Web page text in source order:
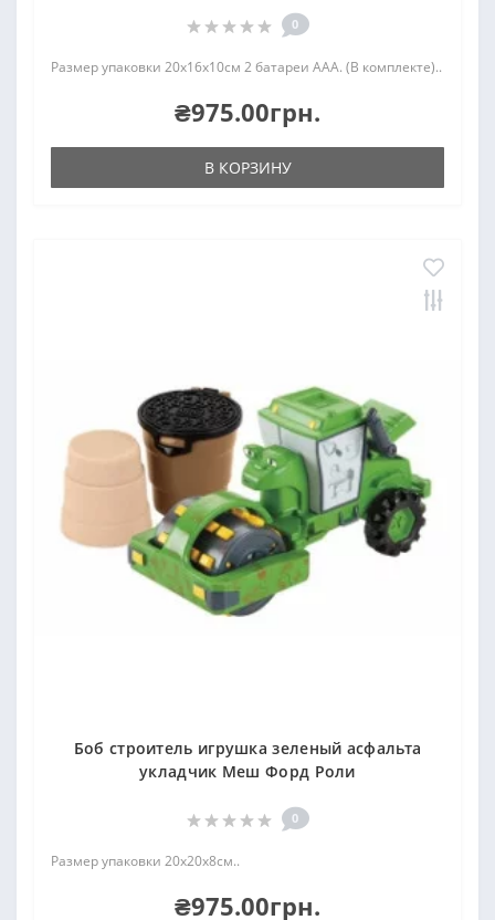
0
Размер упаковки 20х16х10см 2 батареи AAA. (В комплекте)..
₴975.00грн.
В КОРЗИНУ
Боб строитель игрушка зеленый асфальта
укладчик Меш Форд Роли
0
Размер упаковки 20х20х8см..
₴975.00грн.